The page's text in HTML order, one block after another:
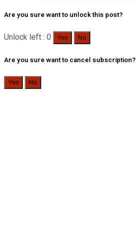
Are you sure want to unlock this post?
Unlock left : 0 Yes No
Are you sure want to cancel subscription?
Yes No